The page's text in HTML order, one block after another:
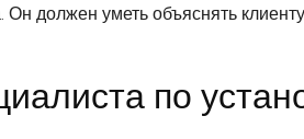
уметь объяснять
по